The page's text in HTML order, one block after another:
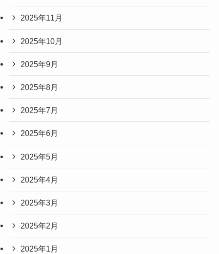
2025年11月
2025年10月
2025年9月
2025年8月
2025年7月
2025年6月
2025年5月
2025年4月
2025年3月
2025年2月
2025年1月